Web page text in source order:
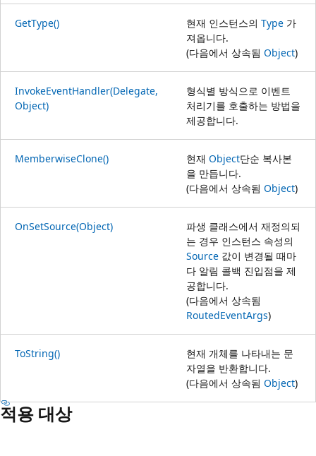
GetType() 현재 인스턴스의 Type 가
져옵니다.
(다음에서 상속됨 Object)
InvokeEventHandler(Delegate,
Object)
형식별 방식으로 이벤트
처리기를 호출하는 방법을
제공합니다.
MemberwiseClone() 현재 Object단순 복사본
을 만듭니다.
(다음에서 상속됨 Object)
OnSetSource(Object)
파생 클래스에서 재정의되
는 경우 인스턴스 속성의
Source 값이 변경될 때마
다 알림 콜백 진입점을 제
공합니다.
(다음에서 상속됨
RoutedEventArgs)
ToString()
현재 개체를 나타내는 문
자열을 반환합니다.
(다음에서 상속됨 Object)
적용 대상